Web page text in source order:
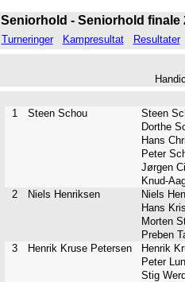
Seniorhold - Seniorhold finale
Turneringer Kampresultat Resultater
1 Steen Schou
Steen
Dorthe
Hans
Peter
Jørgen
Knud-
2
Niels Henriksen
Niels
Hans
Morten
Preben
3
Henrik Kruse Petersen
Henrik
Peter
Stig